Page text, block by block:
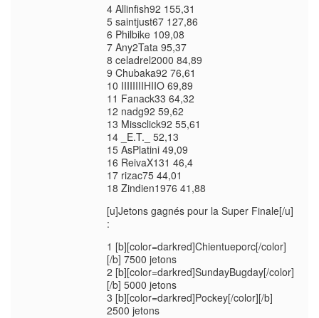
4 Allinfish92 155,31
5 saintjust67 127,86
6 Philbike 109,08
7 Any2Tata 95,37
8 celadrel2000 84,89
9 Chubaka92 76,61
10 IIIIIIIIHIIO 69,89
11 Fanack33 64,32
12 nadg92 59,62
13 Missclick92 55,61
14 _E.T._ 52,13
15 AsPlatini 49,09
16 ReivaX131 46,4
17 rizac75 44,01
18 Zindien1976 41,88
[u]Jetons gagnés pour la Super Finale[/u]
:
1 [b][color=darkred]Chientueporc[/color]
[/b] 7500 jetons
2 [b][color=darkred]SundayBugday[/color]
[/b] 5000 jetons
3 [b][color=darkred]Pockey[/color][/b]
2500 jetons